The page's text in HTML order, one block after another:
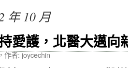
年 10 月
愛護，北醫大邁向
作者: joycechin